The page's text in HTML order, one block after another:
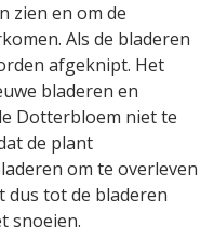
zien en om de
Als de bladeren
afgeknipt. Het
bladeren en
Dotterbloem niet te
de plant
om te overleven
dus tot de bladeren
snoeien.